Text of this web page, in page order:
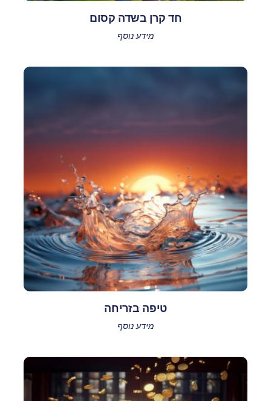
חד קרן בשדה קסום
מידע נוסף
טיפה בזריחה
מידע נוסף